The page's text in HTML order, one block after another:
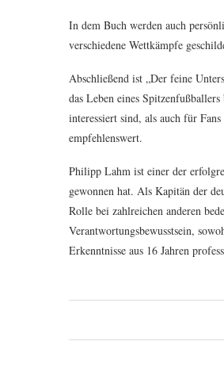
In dem Buch werden auch
verschiedene Wettkämpfe
Abschließend ist „Der feine
das Leben eines
interessiert sind, als auch für
empfehlenswert.
Philipp Lahm ist einer der
gewonnen hat. Als Kapitän der
Rolle bei zahlreichen anderen
Verantwortungsbewusstsein,
Erkenntnisse aus 16 Jahren